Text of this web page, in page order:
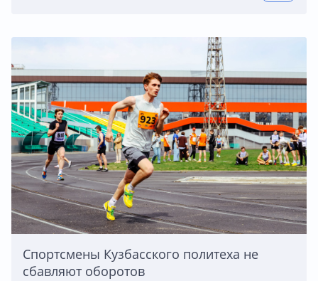
Спортсмены Кузбасского политеха не
сбавляют оборотов